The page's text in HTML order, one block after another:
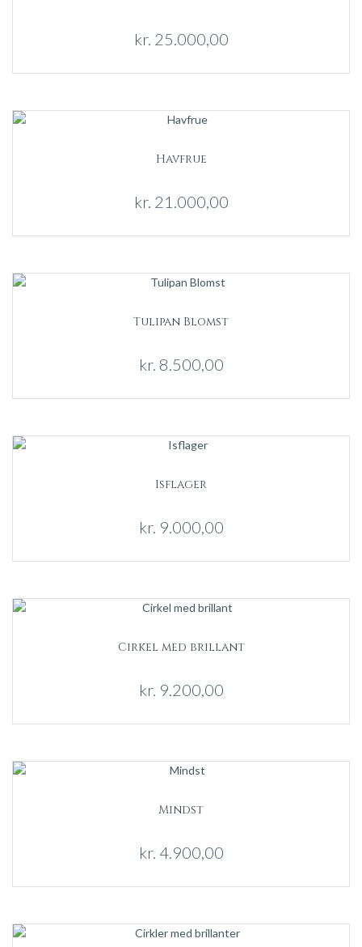
kr. 25.000,00
Havfrue
kr. 21.000,00
Tulipan Blomst
kr. 8.500,00
Isflager
kr. 9.000,00
Cirkel med brillant
kr. 9.200,00
Mindst
kr. 4.900,00